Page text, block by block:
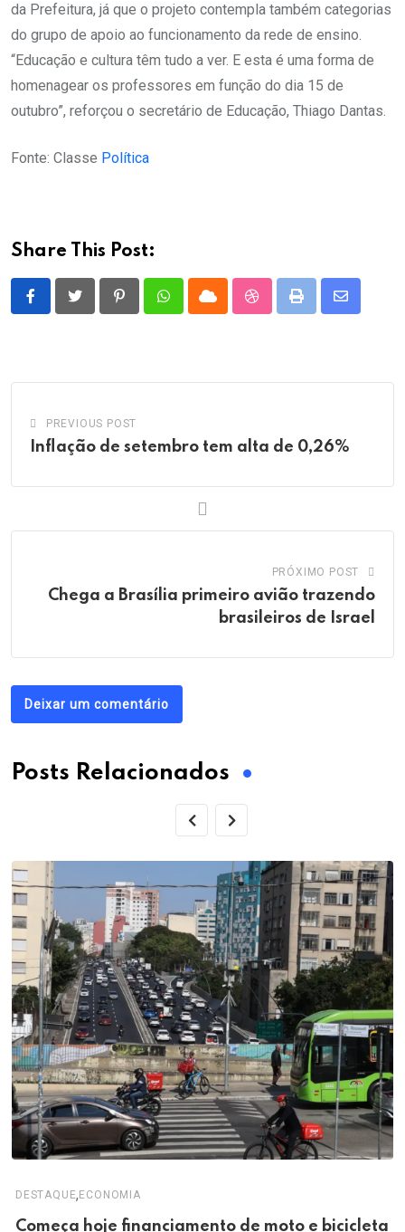
da Prefeitura, já que o projeto contempla também categorias
do grupo de apoio ao funcionamento da rede de ensino.
“Educação e cultura têm tudo a ver. E esta é uma forma de
homenagear os professores em função do dia 15 de
outubro”, reforçou o secretário de Educação, Thiago Dantas.
Fonte: Classe Política
Share This Post:
PinterestWhatsappCloud StumbleUpon
Print
Share
PREVIOUS POST
Inflação de setembro tem alta de 0,26%
PRÓXIMO POST
Chega a Brasília primeiro avião trazendo
brasileiros de Israel
Deixar um comentário
Posts Relacionados
DESTAQUE, ECONOMIA
Começa hoje financiamento de moto e bicicleta